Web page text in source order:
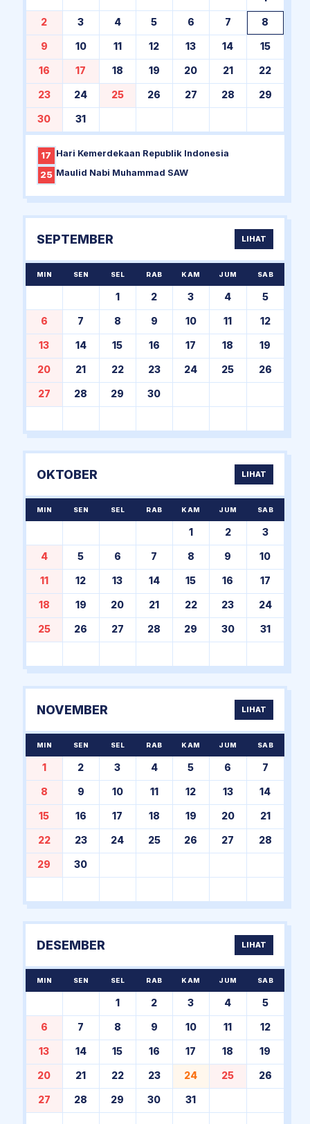
2 3 4 5 6 7 8
9 10 11 12 13 14 15
16 17 18 19 20 21 22
23 24 25 26 27 28 29
30 31
17 Hari Kemerdekaan Republik Indonesia
25 Maulid Nabi Muhammad SAW
SEPTEMBER LIHAT
MIN SEN SEL RAB KAM JUM SAB
1 2 3 4 5
6 7 8 9 10 11 12
13 14 15 16 17 18 19
20 21 22 23 24 25 26
27 28 29 30
OKTOBER LIHAT
MIN SEN SEL RAB KAM JUM SAB
1 2 3
4 5 6 7 8 9 10
11 12 13 14 15 16 17
18 19 20 21 22 23 24
25 26 27 28 29 30 31
NOVEMBER LIHAT
MIN SEN SEL RAB KAM JUM SAB
1 2 3 4 5 6 7
8 9 10 11 12 13 14
15 16 17 18 19 20 21
22 23 24 25 26 27 28
29 30
DESEMBER LIHAT
MIN SEN SEL RAB KAM JUM SAB
1 2 3 4 5
6 7 8 9 10 11 12
13 14 15 16 17 18 19
20 21 22 23 24 25 26
27 28 29 30 31